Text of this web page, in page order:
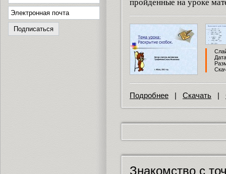
пройденные на уроке
Подробнее | Скачать |
Знакомство с